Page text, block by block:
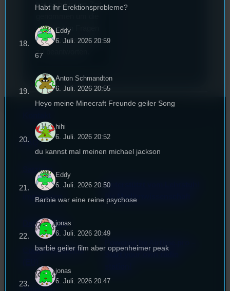
hat sich für uns Zeit
wichtigsten Fragen
rund um das Event
zu beantworten.
FAQ
Satzung
Impressum
Datenschutz
Cookie-Richtlinie
Unterstützt vom Lehrstuhl
für Medienwissenschaft
Start your own radio
Habt ihr Erektionsprobleme?
Eddy
6. Juli. 2026 20:59
67
Anton Schmandton
6. Juli. 2026 20:55
Heyo meine Minecraft Freunde geiler Song
hihi
6. Juli. 2026 20:52
du kannst mal meinen michael jackson
Eddy
6. Juli. 2026 20:50
Barbie war eine reine psychose
jonas
6. Juli. 2026 20:49
barbie geiler film aber oppenheimer peak
jonas
6. Juli. 2026 20:47